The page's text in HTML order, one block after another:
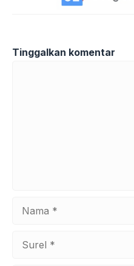
Tinggalkan komentar